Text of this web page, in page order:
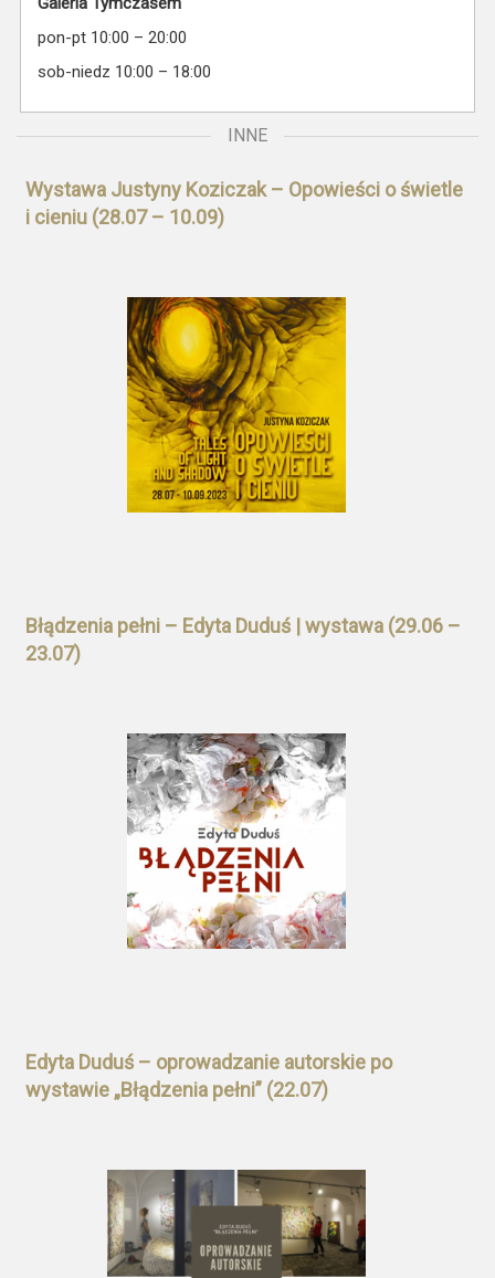
pon-pt 10:00 – 20:00
sob-niedz 10:00 – 18:00
INNE
Wystawa Justyny Koziczak – Opowieści o świetle
i cieniu (28.07 – 10.09)
Błądzenia pełni – Edyta Duduś | wystawa (29.06 –
23.07)
Edyta Duduś – oprowadzanie autorskie po
wystawie „Błądzenia pełni” (22.07)